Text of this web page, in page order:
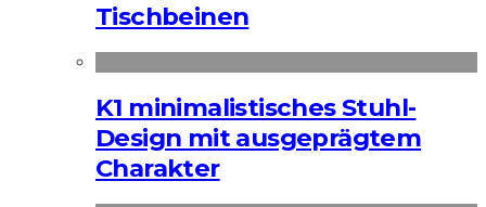
Tischbeinen
K1 minimalistisches Stuhl-
Design mit ausgeprägtem
Charakter